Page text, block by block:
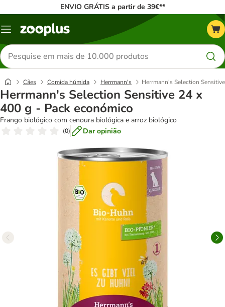
ENVIO GRÁTIS a partir de 39€**
Menu
Pesquisar
produtos
Cães Comida húmida Herrmann's Herrmann's Selection
Herrmann's Selection Sensitive 24 x
400 g - Pack económico
Frango biológico com cenoura biológica e arroz biológico
(0) Dar opinião